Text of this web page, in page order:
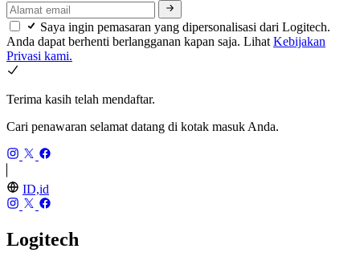
Saya ingin pemasaran yang dipersonalisasi dari Logitech.
Anda dapat berhenti berlangganan kapan saja. Lihat Kebijakan
Privasi kami.
Terima kasih telah mendaftar.
Cari penawaran selamat datang di kotak masuk Anda.
ID,id
Logitech